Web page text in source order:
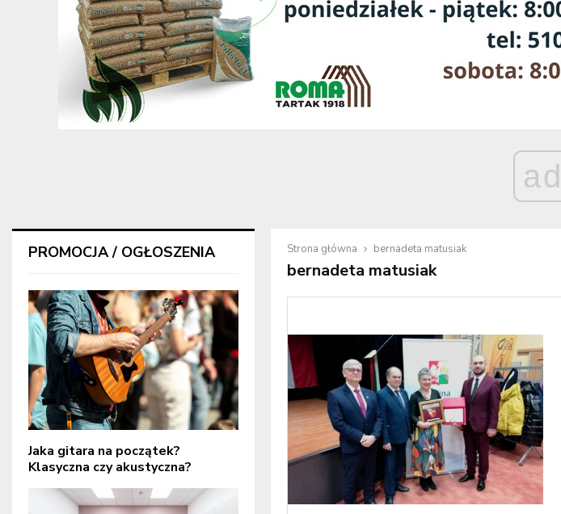
ad
Strona główna bernadeta matusiak
bernadeta matusiak
PROMOCJA / OGŁOSZENIA
Jaka gitara na początek?
Klasyczna czy akustyczna?